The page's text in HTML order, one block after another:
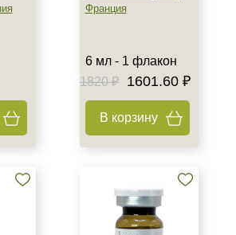
Франция
6 мл - 1 флакон
1820 ₽
1601.60 ₽
В корзину